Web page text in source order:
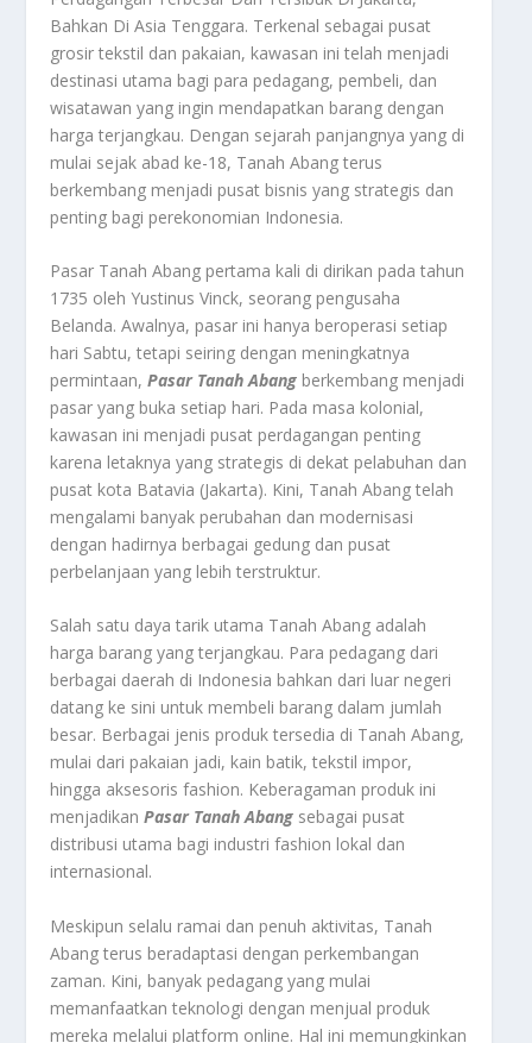
Bahkan Di Asia Tenggara. Terkenal sebagai pusat
grosir tekstil dan pakaian, kawasan ini telah menjadi
destinasi utama bagi para pedagang, pembeli, dan
wisatawan yang ingin mendapatkan barang dengan
harga terjangkau. Dengan sejarah panjangnya yang di
mulai sejak abad ke-18, Tanah Abang terus
berkembang menjadi pusat bisnis yang strategis dan
penting bagi perekonomian Indonesia.
Pasar Tanah Abang pertama kali di dirikan pada tahun
1735 oleh Yustinus Vinck, seorang pengusaha
Belanda. Awalnya, pasar ini hanya beroperasi setiap
hari Sabtu, tetapi seiring dengan meningkatnya
permintaan,Pasar Tanah Abang berkembang menjadi
pasar yang buka setiap hari. Pada masa kolonial,
kawasan ini menjadi pusat perdagangan penting
karena letaknya yang strategis di dekat pelabuhan dan
pusat kota Batavia (Jakarta). Kini, Tanah Abang telah
mengalami banyak perubahan dan modernisasi
dengan hadirnya berbagai gedung dan pusat
perbelanjaan yang lebih terstruktur.
Salah satu daya tarik utama Tanah Abang adalah
harga barang yang terjangkau. Para pedagang dari
berbagai daerah di Indonesia bahkan dari luar negeri
datang ke sini untuk membeli barang dalam jumlah
besar. Berbagai jenis produk tersedia di Tanah Abang,
mulai dari pakaian jadi, kain batik, tekstil impor,
hingga aksesoris fashion. Keberagaman produk ini
menjadikanPasar Tanah Abang sebagai pusat
distribusi utama bagi industri fashion lokal dan
internasional.
Meskipun selalu ramai dan penuh aktivitas, Tanah
Abang terus beradaptasi dengan perkembangan
zaman. Kini, banyak pedagang yang mulai
memanfaatkan teknologi dengan menjual produk
mereka melalui platform online. Hal ini memungkinkan